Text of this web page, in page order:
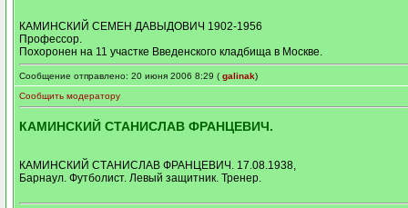
КАМИНСКИЙ СЕМЕН ДАВЫДОВИЧ 1902-1956
Профессор.
Похоронен на 11 участке Введенского кладбища в Москве.
Сообщение отправлено: 20 июня 2006 8:29 ( galinak)
Сообщить модератору
КАМИНСКИЙ СТАНИСЛАВ ФРАНЦЕВИЧ.
КАМИНСКИЙ СТАНИСЛАВ ФРАНЦЕВИЧ. 17.08.1938,
Барнаул. Футболист. Левый защитник. Тренер.